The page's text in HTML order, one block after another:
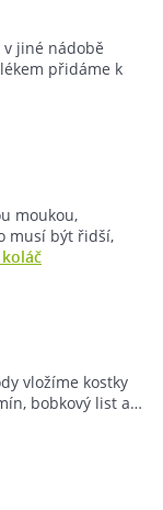
jiné nádobě
přidáme k
moukou,
musí být řidší,
vložíme kostky
bobkový list a…